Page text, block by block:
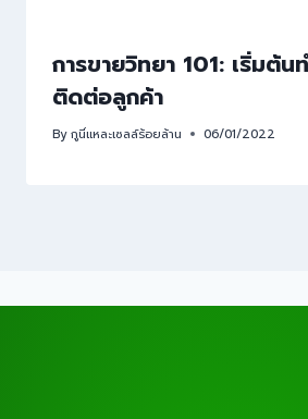
การขายวิทยา 101: เริ่มต้น
ติดต่อลูกค้า
Byกูนี่แหละเซลล์ร้อยล้าน 06/01/2022